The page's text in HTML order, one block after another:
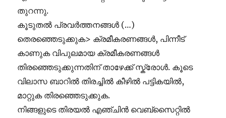
തുറന്നു.
കൂടുതൽ പ്രവർത്തനങ്ങൾ (…)
തെരഞ്ഞെടുക്കുക> ക്രമീകരണങ്ങൾ, പിന്നീട്
കാണുക വിപുലമായ ക്രമീകരണങ്ങൾ
തിരഞ്ഞെടുക്കുന്നതിന് താഴേക്ക് സ്ക്രോൾ. കൂടെ
വിലാസ ബാറിൽ തിരച്ചിൽ കീഴിൽ പട്ടികയിൽ,
മാറ്റുക തിരഞ്ഞെടുക്കുക.
നിങ്ങളുടെ തിരയൽ എഞ്ചിൻ വെബ്സൈറ്റിൽ